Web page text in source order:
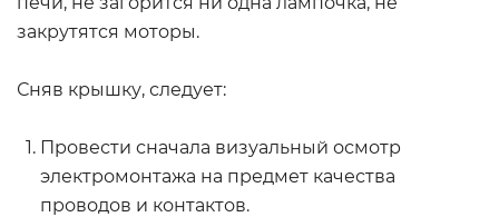
закрутятся моторы.
Сняв крышку, следует:
Провести сначала визуальный осмотр
электромонтажа на предмет качества
проводов и контактов.